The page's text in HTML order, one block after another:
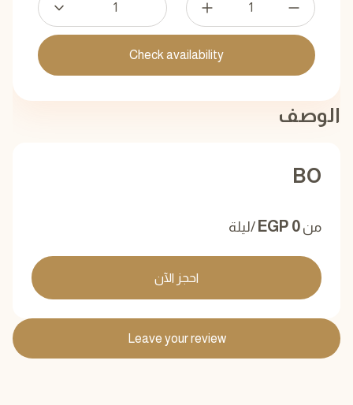
1
Check availability
الوصف
BO
من 0
EGP /ليلة
احجز الآن
Leave your review